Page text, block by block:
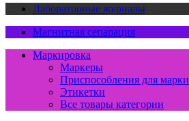
Лабораторные журналы
Магнитная сепарация
Маркировка
Маркеры
Приспособления для
Этикетки
Все товары категории